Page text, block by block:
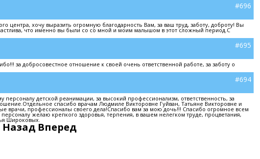
#696
центра, хочу выразить огромную благодарность Вам, за ваш труд, заботу, доброту! Вы
что именно вы были со со мной и моим малышом в этот сложный период.С
#695
за добросовестное отношение к своей очень ответственной работе, за заботу о
#694
детской реанимации, за высокий профессионализм, ответственность, за
спасибо врачам Людмиле Викторовне Гуйван, Татьяне Викторовне и
врачи, профессионалы своего дела!Спасибо вам за мою дочь!!! Спасибо огромное всем
желаю крепкого здоровья, терпения, в вашем нелегком труде, процветания,
Широковых.
Назад Вперед